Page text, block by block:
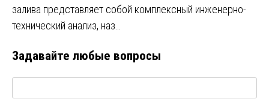
залива представляет собой комплексный инженерно-
технический анализ, наз…
Задавайте любые вопросы